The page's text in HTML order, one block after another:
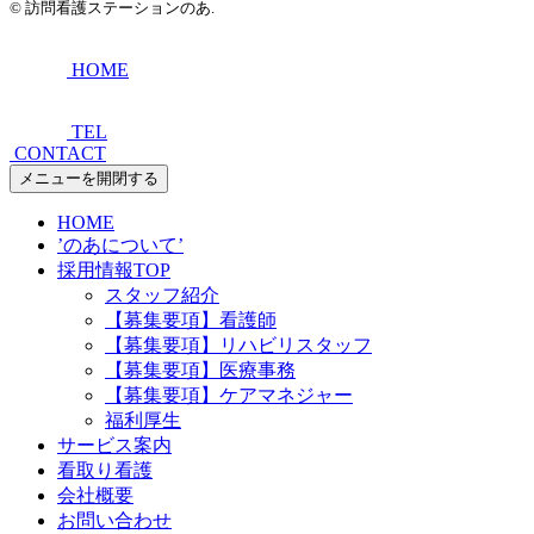
© 訪問看護ステーションのあ.
HOME
TEL
CONTACT
メニューを開閉する
HOME
’のあについて’
採用情報TOP
スタッフ紹介
【募集要項】看護師
【募集要項】リハビリスタッフ
【募集要項】医療事務
【募集要項】ケアマネジャー
福利厚生
サービス案内
看取り看護
会社概要
お問い合わせ